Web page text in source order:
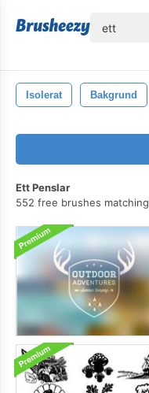
Isolerat Bakgrund
Ett Penslar
552 free brushes matching